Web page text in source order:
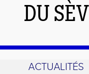
DU
ACTUALITÉS